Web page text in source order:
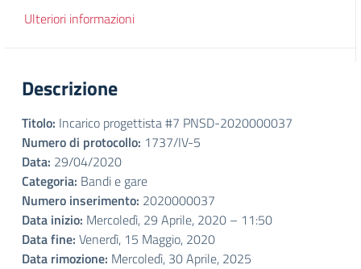
Ulteriori informazioni
Descrizione
Titolo: Incarico progettista #7 PNSD-2020000037
Numero di protocollo: 1737/IV-5
Data: 29/04/2020
Categoria: Bandi e gare
Numero inserimento: 2020000037
Data inizio: Mercoledì, 29 Aprile, 2020 – 11:50
Data fine: Venerdì, 15 Maggio, 2020
Data rimozione: Mercoledì, 30 Aprile, 2025